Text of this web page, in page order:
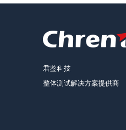
君鉴科技
整体测试解决方案提供商